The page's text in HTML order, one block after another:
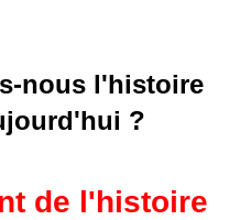
nous l'histoire
?
de l'histoire